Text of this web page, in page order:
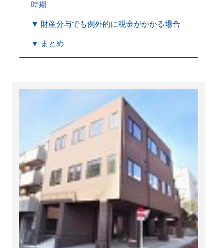
時期
▼ 財産分与でも例外的に税金がかかる場合
▼ まとめ